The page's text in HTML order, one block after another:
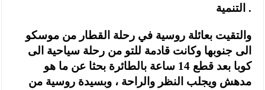
التنمية .
والتقيت بعائلة روسية في رحلة القطار من موسكو
الى جنوبها وكانت قادمة للتو من رحلة سياحية الى
كوبا بعد قطع 14 ساعة بالطائرة بحثا عن ما هو
مدهش ويجلب النظر والراحة ، وبسيدة روسية من